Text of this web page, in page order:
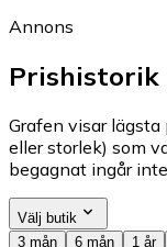
Annons
Prishistorik
Grafen visar
eller storlek) som
begagnat ingår
Välj butik
3 mån
6 mån 1 år